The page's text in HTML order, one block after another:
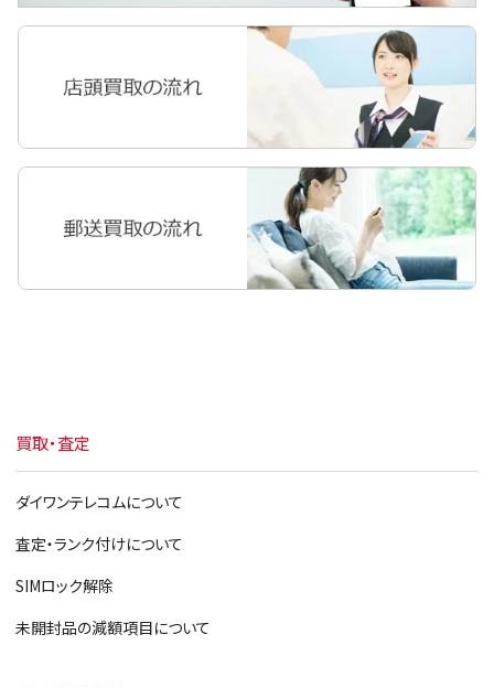
買取・査定
ダイワンテレコムについて
査定・ランク付けについて
SIMロック解除
未開封品の減額項目について